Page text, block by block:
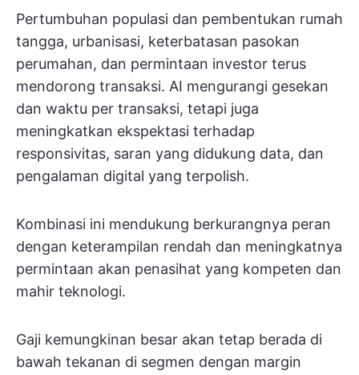
Pertumbuhan populasi dan pembentukan rumah
tangga, urbanisasi, keterbatasan pasokan
perumahan, dan permintaan investor terus
mendorong transaksi. AI mengurangi gesekan
dan waktu per transaksi, tetapi juga
meningkatkan ekspektasi terhadap
responsivitas, saran yang didukung data, dan
pengalaman digital yang terpolish.
Kombinasi ini mendukung berkurangnya peran
dengan keterampilan rendah dan meningkatnya
permintaan akan penasihat yang kompeten dan
mahir teknologi.
Gaji kemungkinan besar akan tetap berada di
bawah tekanan di segmen dengan margin